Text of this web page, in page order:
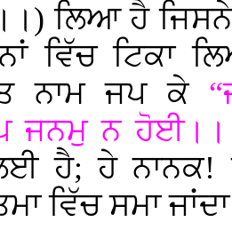
ਲਿਆ ਹੈ
ਵਿੱਚ ਟਿਕਾ
ਨਾਮ ਜਪ ਕੇ
ਜਨਮੁ ਨ
ਹੈ; ਹੇ ਨਾਨਕ!
ਵਿੱਚ ਸਮਾ